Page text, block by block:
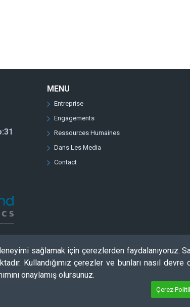
MENU
Entreprise
Engagements
Ressources Humaines
Dans Les Media
Contact
sağlamak için çerezlerden
Kullandığımız çerezler ve bunları nasıl
onaylamış olursunuz.
Çerez